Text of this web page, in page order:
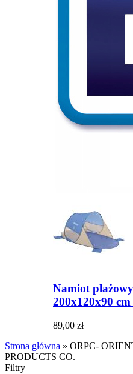
Namiot
200x120x90
89,00 zł
Strona główna » ORPC-
PRODUCTS CO.
Filtry